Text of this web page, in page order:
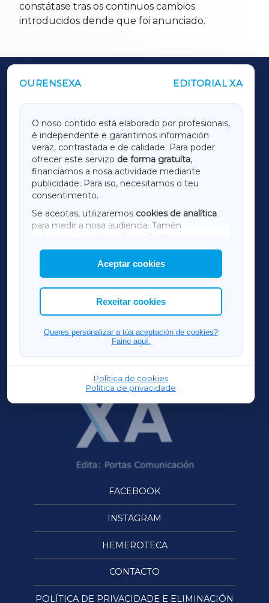
constátase tras os continuos cambios
introducidos dende que foi anunciado.
OURENSEXA EDITORIAL XA
O noso contido está elaborado por profesionais,
é independente e garantimos información
veraz, contrastada e de calidade. Para poder
ofrecer este servizo de forma gratuíta,
financiamos a nosa actividade mediante
publicidade. Para iso, necesitamos o teu
consentimento.
Se aceptas, utilizaremos cookies de analítica
para medir a nosa audiencia. Tamén
utilizaremos
cookies de marketing
mostrar publicidade de terceiros.
Así mesmo, podes personalizar a elección das
cookies que desexas permitir.
Aceptar cookies
Rexeitar cookies
Queres personalizar a túa aceptación de cookies?
Faino aquí.
Política de cookies
Política de privacidade
OUTROS PERIÓDICOS
LUGOXA
TERRACHAXA
AMARIÑAXA
RIBEIRASACRAXA
ACORUÑAXA
FERROLXA
OURENSEXA
FACEBOOK
INSTAGRAM
HEMEROTECA
CONTACTO
POLÍTICA DE PRIVACIDADE E ELIMINACIÓN